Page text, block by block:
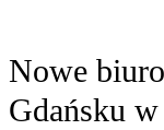
Nowe
Gdańsku